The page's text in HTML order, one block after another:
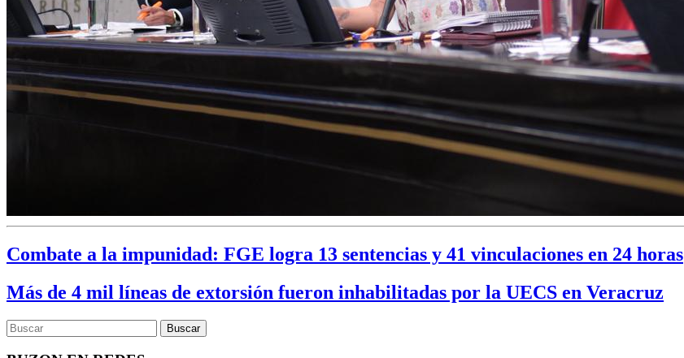
Combate a la impunidad: FGE logra 13 sentencias y 41 vinculaciones en 24 horas
Más de 4 mil líneas de extorsión fueron inhabilitadas por la UECS en Veracruz